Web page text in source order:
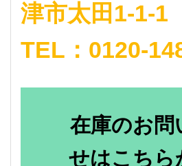
津市太田1-1-1
TEL：0120-
在庫のお問
せはこちら